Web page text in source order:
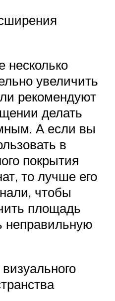
несколько
увеличить
рекомендуют
делать
А если вы
в
покрытия
то лучше его
чтобы
площадь
неправильную